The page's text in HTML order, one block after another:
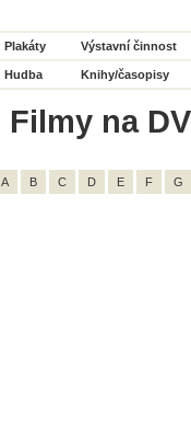
Plakáty Výstavní činnost
Hudba Knihy/časopisy
Filmy na
A B C D E F G